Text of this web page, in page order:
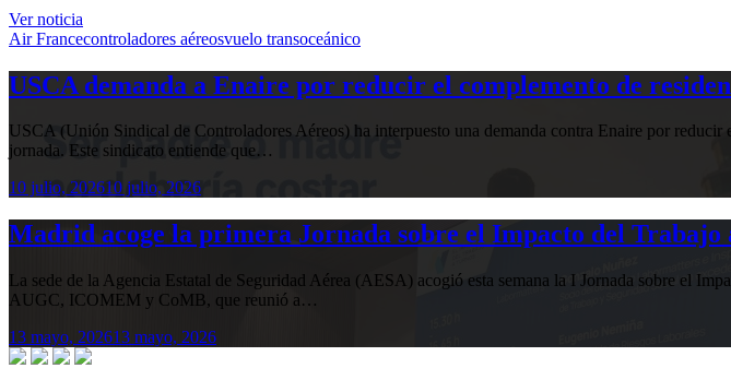
Ver noticia
Air Francecontroladores aéreosvuelo transoceánico
USCA demanda a Enaire por reducir el complemento de
USCA (Unión Sindical de Controladores Aéreos) ha interpuesto una demanda contra Enaire por
jornada. Este sindicato entiende que…
10 julio, 202610 julio, 2026
Madrid acoge la primera Jornada sobre el Impacto del
La sede de la Agencia Estatal de Seguridad Aérea (AESA) acogió esta semana la I Jornada sobre el
AUGC, ICOMEM y CoMB, que reunió a…
13 mayo, 202613 mayo, 2026